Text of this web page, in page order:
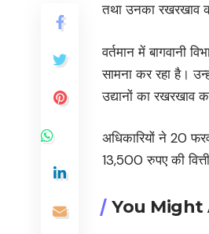
तथा उनका रखरखाव
वर्तमान में बागवानी
सामना कर रहा है।
उद्यानों का रखरखाव
अधिकारियों ने 20
13,500 रुपए की
You Might